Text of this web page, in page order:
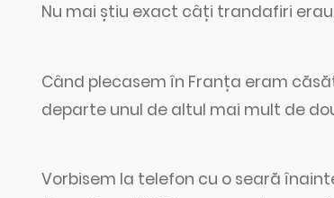
Nu mai știu exact câți trandafiri
Când plecasem în Franța eram
departe unul de altul mai mult de
Vorbisem la telefon cu o seară